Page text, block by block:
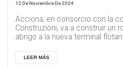
12 De Noviembre De 2024
Acciona, en consorcio con la
Construzioni, va a construir un
abrigo a la nueva terminal
LEER MÁS